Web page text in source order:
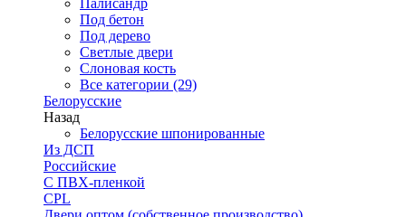
Палисандр
Под бетон
Под дерево
Светлые двери
Слоновая кость
Все категории (29)
Белорусские
Назад
Белорусские шпонированные
Из ДСП
Российские
C ПВХ-пленкой
CPL